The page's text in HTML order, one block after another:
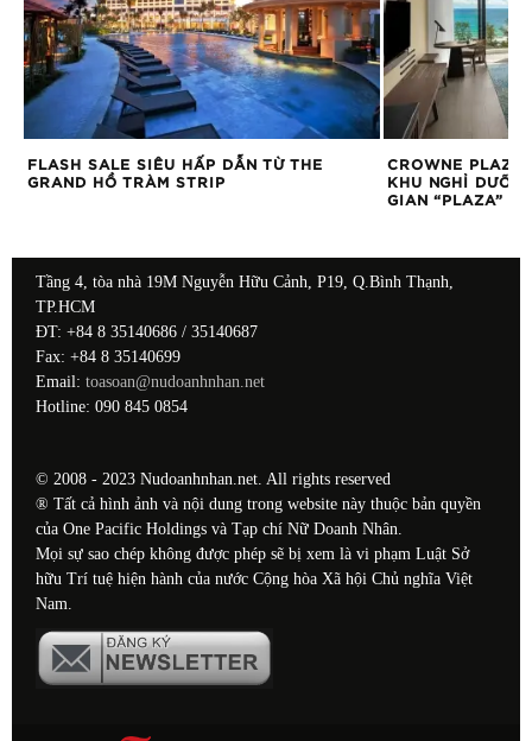
FLASH SALE SIÊU HẤP DẪN TỪ THE
GRAND HỒ TRÀM STRIP
CROWNE PLAZA
KHU NGHỈ
GIAN “PLAZA”
Tầng 4, tòa nhà 19M Nguyễn Hữu Cảnh, P19, Q.Bình Thạnh,
TP.HCM
ĐT: +84 8 35140686 / 35140687
Fax: +84 8 35140699
Email: toasoan@nudoanhnhan.net
Hotline: 090 845 0854
© 2008 - 2023 Nudoanhnhan.net. All rights reserved
® Tất cả hình ảnh và nội dung trong website này thuộc bản quyền
của One Pacific Holdings và Tạp chí Nữ Doanh Nhân.
Mọi sự sao chép không được phép sẽ bị xem là vi phạm Luật Sở
hữu Trí tuệ hiện hành của nước Cộng hòa Xã hội Chủ nghĩa Việt
Nam.